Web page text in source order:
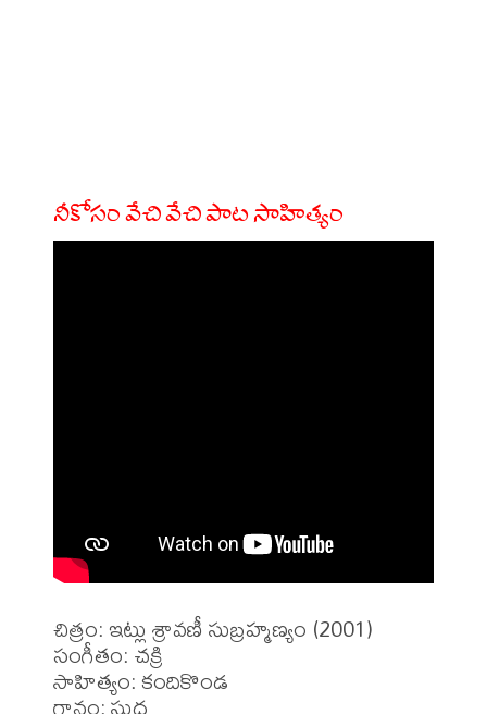
నీకోసం వేచి వేచి పాట సాహిత్యం
చిత్రం: ఇట్లు శ్రావణీ సుబ్రహ్మణ్యం (2001)
సంగీతం: చక్రి
సాహిత్యం: కందికొండ